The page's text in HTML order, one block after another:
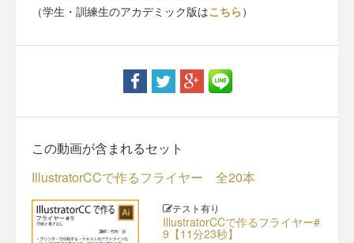
（学生・訓練生のアカデミック版はこちら）
この動画が含まれるセット
IllustratorCCで作るフライヤー 全20本
テスト有り
IllustratorCCで作るフライヤー#
9【11分23秒】